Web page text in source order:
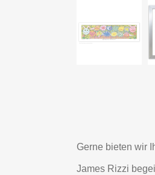
Gerne bieten wir
James Rizzi